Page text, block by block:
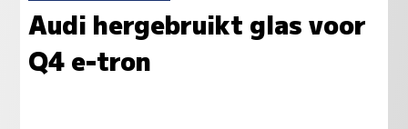
Audi hergebruikt glas voor
Q4 e-tron